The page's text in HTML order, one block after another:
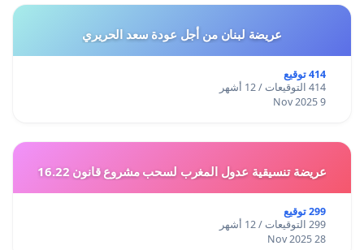
عريضة لبنان من أجل عودة سعد الحريري
414 توقيع
414 التوقيعات / 12 أشهر
9 Nov 2025
عريضة تنسيقية عدول المغرب لسحب مشروع قانون 16.22
299 توقيع
299 التوقيعات / 12 أشهر
28 Nov 2025